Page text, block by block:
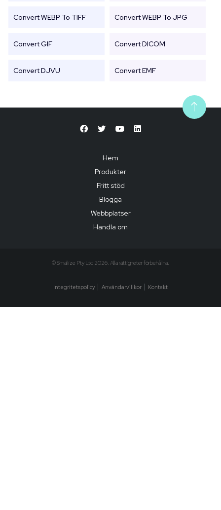
Convert WEBP To TIFF Convert WEBP To JPG
Convert GIF Convert DICOM
Convert DJVU Convert EMF
Hem
Produkter
Fritt stöd
Blogga
Webbplatser
Handla om
© Smallize Pty Ltd 2026. Alla rättigheter förbehållna.
Integritetspolicy Användarvillkor Kontakt